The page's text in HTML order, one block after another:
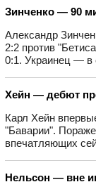
Зинченко — 90
Александр
2:2 против
0:1. Украинец — в
Хейн — дебют
Карл Хейн
"Баварии".
впечатляющих
Нельсон — вне